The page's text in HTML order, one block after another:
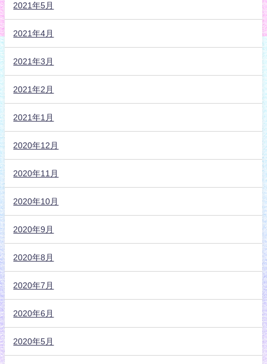
2021年5月
2021年4月
2021年3月
2021年2月
2021年1月
2020年12月
2020年11月
2020年10月
2020年9月
2020年8月
2020年7月
2020年6月
2020年5月